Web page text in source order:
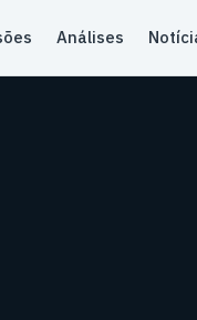
Análises